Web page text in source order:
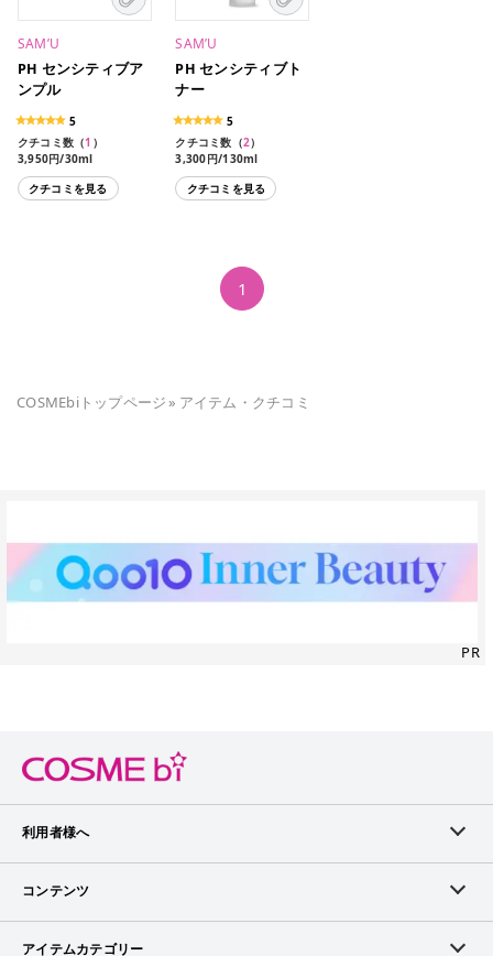
SAM’U
PH センシティブア
ンプル
5
クチコミ数（1 ）
3,950円/30ml
クチコミを見る
SAM’U
PH センシティブト
ナー
5
クチコミ数（2）
3,300円/130ml
クチコミを見る
1
COSMEbiトップページ» アイテム・クチコミ
PR
利用者様へ
メンバーログイン
コンテンツ
ランキング
アイテムカテゴリー